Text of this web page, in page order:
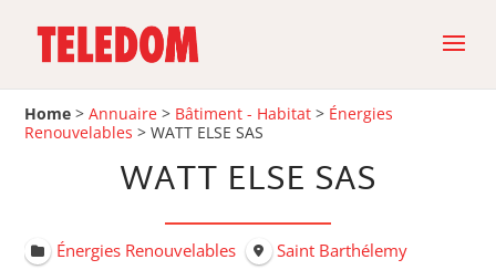
Home >Annuaire > Bâtiment - Habitat > Énergies
Renouvelables >WATT ELSE SAS
WATT ELSE SAS
Énergies Renouvelables Saint Barthélemy